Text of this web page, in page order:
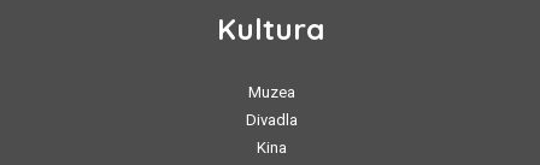
Kultura
Muzea
Divadla
Kina